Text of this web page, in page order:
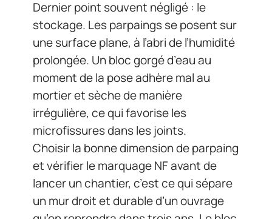
Dernier point souvent négligé : le
stockage. Les parpaings se posent sur
une surface plane, à l’abri de l’humidité
prolongée. Un bloc gorgé d’eau au
moment de la pose adhère mal au
mortier et sèche de manière
irrégulière, ce qui favorise les
microfissures dans les joints.
Choisir la bonne dimension de parpaing
et vérifier le marquage NF avant de
lancer un chantier, c’est ce qui sépare
un mur droit et durable d’un ouvrage